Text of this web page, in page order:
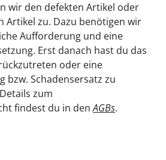
wir den defekten Artikel oder
Artikel zu. Dazu benötigen wir
Aufforderung und eine
Erst danach hast du das
oder eine
bzw. Schadensersatz zu
zum
findest du in den AGBs.